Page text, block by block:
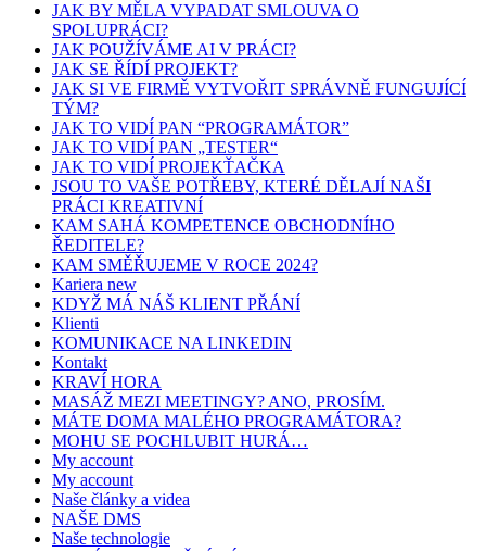
JAK BY MĚLA VYPADAT SMLOUVA O
SPOLUPRÁCI?
JAK POUŽÍVÁME AI V PRÁCI?
JAK SE ŘÍDÍ PROJEKT?
JAK SI VE FIRMĚ VYTVOŘIT SPRÁVNĚ FUNGUJÍCÍ
TÝM?
JAK TO VIDÍ PAN “PROGRAMÁTOR”
JAK TO VIDÍ PAN „TESTER“
JAK TO VIDÍ PROJEKŤAČKA
JSOU TO VAŠE POTŘEBY, KTERÉ DĚLAJÍ NAŠI
PRÁCI KREATIVNÍ
KAM SAHÁ KOMPETENCE OBCHODNÍHO
ŘEDITELE?
KAM SMĚŘUJEME V ROCE 2024?
Kariera new
KDYŽ MÁ NÁŠ KLIENT PŘÁNÍ
Klienti
KOMUNIKACE NA LINKEDIN
Kontakt
KRAVÍ HORA
MASÁŽ MEZI MEETINGY? ANO, PROSÍM.
MÁTE DOMA MALÉHO PROGRAMÁTORA?
MOHU SE POCHLUBIT HURÁ…
My account
My account
Naše články a videa
NAŠE DMS
Naše technologie